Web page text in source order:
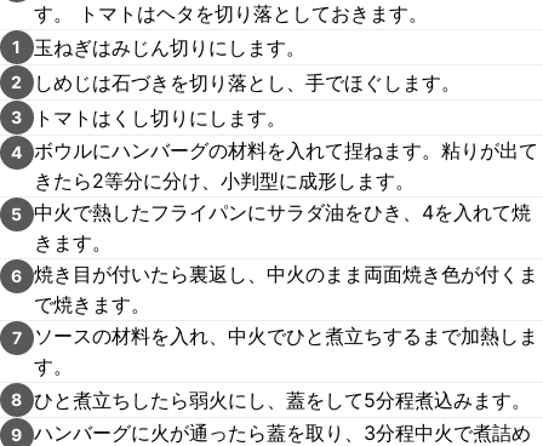
す。 トマトはヘタを切り落としておきます。
1 玉ねぎはみじん切りにします。
2 しめじは石づきを切り落とし、手でほぐします。
3 トマトはくし切りにします。
4 ボウルにハンバーグの材料を入れて捏ねます。粘りが出て
きたら2等分に分け、小判型に成形します。
5 中火で熱したフライパンにサラダ油をひき、4を入れて焼
きます。
6 焼き目が付いたら裏返し、中火のまま両面焼き色が付くま
で焼きます。
7
ソースの材料を入れ、中火でひと煮立ちするまで加熱しま
す。
8 ひと煮立ちしたら弱火にし、蓋をして5分程煮込みます。
9 ハンバーグに火が通ったら蓋を取り、3分程中火で煮詰め